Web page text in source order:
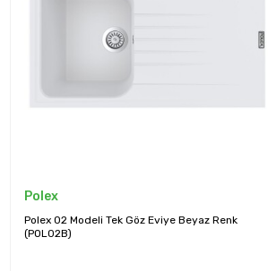
Polex
Polex 02 Modeli Tek Göz Eviye Beyaz Renk
(POL02B)